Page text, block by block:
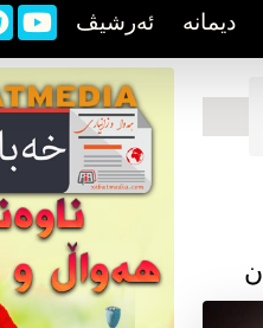
دیمانه ئه‌رشیڤ